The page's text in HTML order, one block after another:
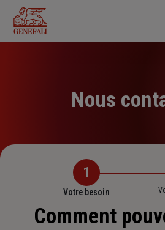
contenu
principal
Nous
1
Votre besoin
Comment